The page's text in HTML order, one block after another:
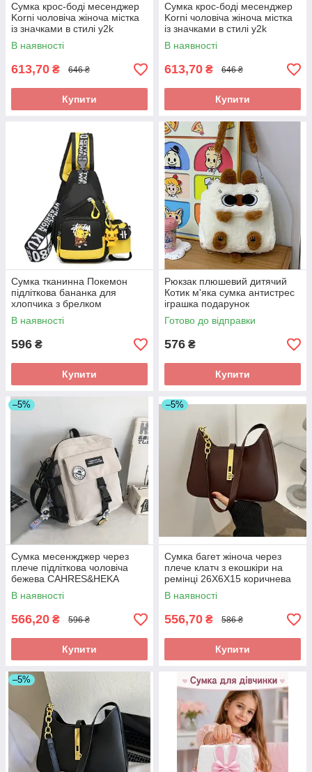
Сумка крос-боді месенджер
Korni чоловіча жіноча містка
із значками в стилі y2k
31X13X25 сіра
В наявності
613,70 ₴ 646 ₴
Купити
Сумка крос-боді месенджер
Korni чоловіча жіноча містка
із значками в стилі y2k
31X13X25 чорна
В наявності
613,70 ₴ 646 ₴
Купити
Сумка тканинна Покемон
підліткова бананка для
хлопчика з брелком
В наявності
596 ₴
Купити
Рюкзак плюшевий дитячий
Котик м'яка сумка антистрес
іграшка подарунок
Готово до відправки
576 ₴
Купити
–5%
Сумка месенжджер через
плече підліткова чоловіча
бежева CAHRES&HEKA
В наявності
566,20 ₴ 596 ₴
Купити
–5%
Сумка багет жіноча через
плече клатч з екошкіри на
ремінці 26X6X15 коричнева
В наявності
556,70 ₴ 586 ₴
Купити
–5%